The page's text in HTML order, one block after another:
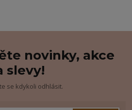
novinky, akce
slevy!
se kdykoli odhlásit.